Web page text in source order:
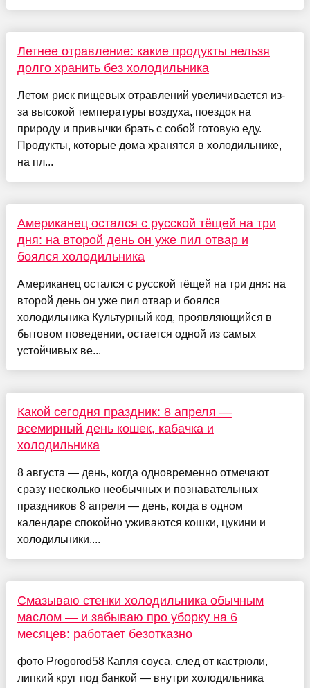
Летнее отравление: какие продукты нельзя
долго хранить без холодильника
Летом риск пищевых отравлений увеличивается из-
за высокой температуры воздуха, поездок на
природу и привычки брать с собой готовую еду.
Продукты, которые дома хранятся в холодильнике,
на пл...
Американец остался с русской тёщей на три
дня: на второй день он уже пил отвар и
боялся холодильника
Американец остался с русской тёщей на три дня: на
второй день он уже пил отвар и боялся
холодильника Культурный код, проявляющийся в
бытовом поведении, остается одной из самых
устойчивых ве...
Какой сегодня праздник: 8 апреля —
всемирный день кошек, кабачка и
холодильника
8 августа — день, когда одновременно отмечают
сразу несколько необычных и познавательных
праздников 8 апреля — день, когда в одном
календаре спокойно уживаются кошки, цукини и
холодильники....
Смазываю стенки холодильника обычным
маслом — и забываю про уборку на 6
месяцев: работает безотказно
фото Progorod58 Капля соуса, след от кастрюли,
липкий круг под банкой — внутри холодильника